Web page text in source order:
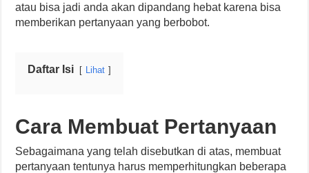
atau bisa jadi anda akan dipandang hebat karena bisa
memberikan pertanyaan yang berbobot.
Daftar Isi Lihat
Cara Membuat Pertanyaan
Sebagaimana yang telah disebutkan di atas, membuat
pertanyaan tentunya harus memperhitungkan beberapa